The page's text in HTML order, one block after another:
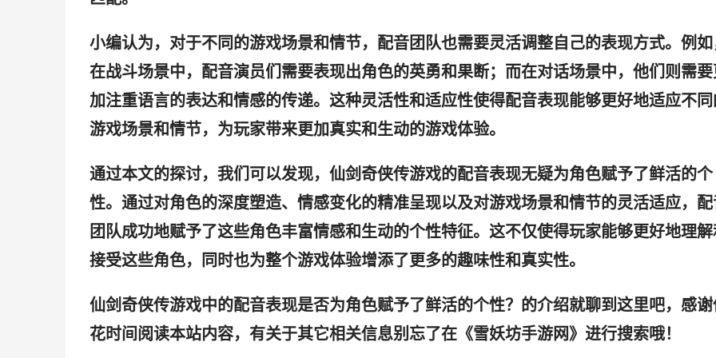
小编认为，对于不同的游戏场景和情节，配音团队也需要灵活调整自己的表现方式。例如
在战斗场景中，配音演员们需要表现出角色的英勇和果断；而在对话场景中，他们则需
加注重语言的表达和情感的传递。这种灵活性和适应性使得配音表现能够更好地适应不
游戏场景和情节，为玩家带来更加真实和生动的游戏体验。
通过本文的探讨，我们可以发现，仙剑奇侠传游戏的配音表现无疑为角色赋予了鲜活的个
性。通过对角色的深度塑造、情感变化的精准呈现以及对游戏场景和情节的灵活适应，
团队成功地赋予了这些角色丰富情感和生动的个性特征。这不仅使得玩家能够更好地理解
接受这些角色，同时也为整个游戏体验增添了更多的趣味性和真实性。
仙剑奇侠传游戏中的配音表现是否为角色赋予了鲜活的个性？的介绍就聊到这里吧，感
花时间阅读本站内容，有关于其它相关信息别忘了在《雪妖坊手游网》进行搜索哦！